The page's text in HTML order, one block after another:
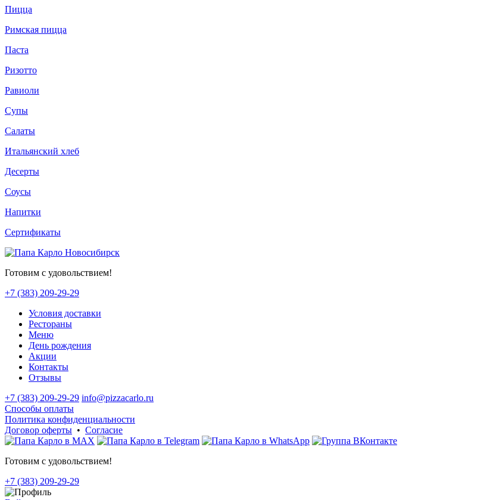
Пицца
Римская пицца
Паста
Ризотто
Равиоли
Супы
Салаты
Итальянский хлеб
Десерты
Соусы
Напитки
Сертификаты
Готовим с удовольствием!
+7 (383) 209-29-29
Условия доставки
Рестораны
Меню
День рождения
Акции
Контакты
Отзывы
+7 (383) 209-29-29 info@pizzacarlo.ru
Способы оплаты
Политика конфиденциальности
Договор оферты • Согласие
Готовим с удовольствием!
+7 (383) 209-29-29